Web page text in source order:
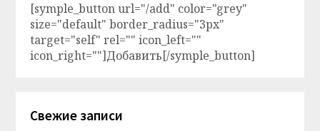
[symple_button url="/add" color="grey"
size="default" border_radius="3px"
target="self" rel="" icon_left=""
icon_right=""]Добавить[/symple_button]
Свежие записи